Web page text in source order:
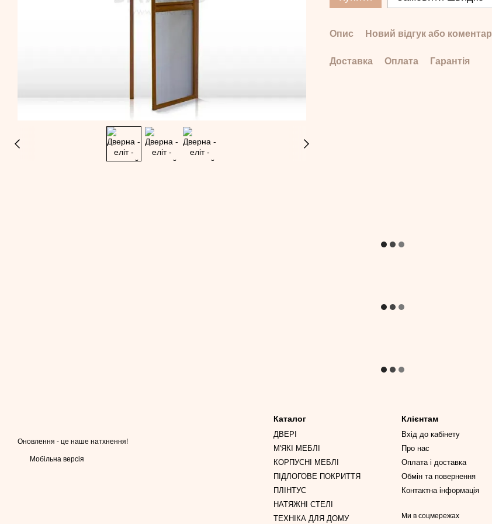
Опис Новий відгук або коментар
Доставка Оплата Гарантія
Оновлення - це наше натхнення!
Мобільна версія
Каталог
ДВЕРІ
М'ЯКІ МЕБЛІ
КОРПУСНІ МЕБЛІ
ПІДЛОГОВЕ ПОКРИТТЯ
ПЛІНТУС
НАТЯЖНІ СТЕЛІ
ТЕХНІКА ДЛЯ ДОМУ
Клієнтам
Вхід до кабінету
Про нас
Оплата і доставка
Обмін та повернення
Контактна інформація
Ми в соцмережах